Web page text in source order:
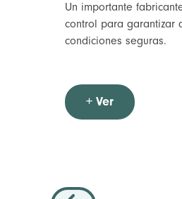
Un importante
control para garantizar
condiciones seguras.
+ Ver